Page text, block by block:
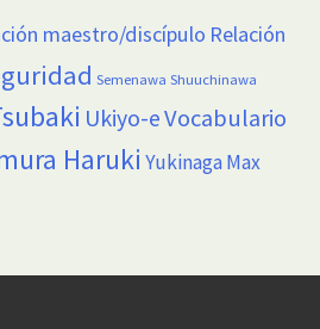
maestro/discípulo Relación
Semenawa Shuuchinawa
Ukiyo-eVocabulario
Haruki Yukinaga Max